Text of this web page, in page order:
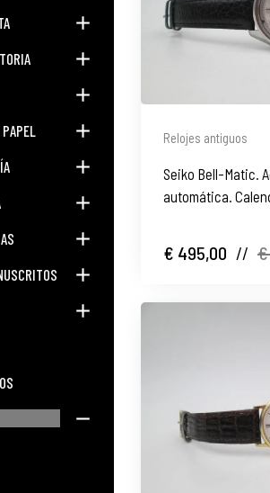
PAPEL
Relojes antiguos
Seiko Bell-Matic.
automática.
€ 495,00 //